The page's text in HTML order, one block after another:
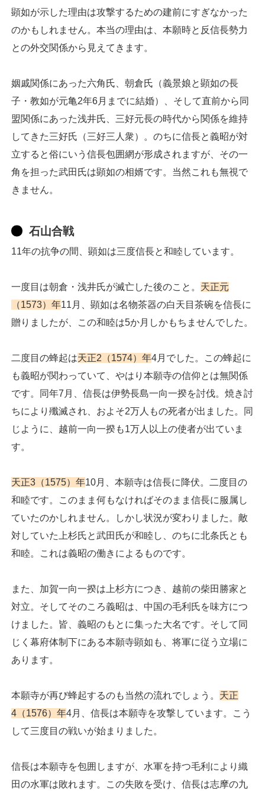
顕如が示した理由は攻撃するための建前にすぎなかった
のかもしれません。本当の理由は、本願時と反信長勢力
との外交関係から見えてきます。
姻戚関係にあった六角氏、朝倉氏（義景娘と顕如の長
子・教如が元亀2年6月までに結婚）、そして直前から同
盟関係にあった浅井氏、三好元長の時代から関係を維持
してきた三好氏（三好三人衆）。のちに信長と義昭が対
立すると俗にいう信長包囲網が形成されますが、その一
角を担った武田氏は顕如の相婿です。当然これも無視で
きません。
石山合戦
11年の抗争の間、顕如は三度信長と和睦しています。
一度目は朝倉・浅井氏が滅亡した後のこと。 天正元
（1573）年11月、顕如は名物茶器の白天目茶碗を信長に
贈りましたが、この和睦は5か月しかもちませんでした。
二度目の蜂起は天正2（1574）年4月でした。この蜂起に
も義昭が関わっていて、やはり本願寺の信仰とは無関係
です。同年7月、信長は伊勢長島一向一揆を討伐。焼き討
ちにより殲滅され、およそ2万人もの死者が出ました。同
じように、越前一向一揆も1万人以上の使者が出ていま
す。
天正3（1575）年10月、本願寺は信長に降伏。二度目の
和睦です。このまま何もなければそのまま信長に服属し
ていたのかしれません。しかし状況が変わりました。敵
対していた上杉氏と武田氏が和睦し、のちに北条氏とも
和睦。これは義昭の働きによるものです。
また、加賀一向一揆は上杉方につき、越前の柴田勝家と
対立。そしてそのころ義昭は、中国の毛利氏を味方につ
けました。皆、義昭のもとに集った大名です。そして同
じく幕府体制下にある本願寺顕如も、将軍に従う立場に
あります。
本願寺が再び蜂起するのも当然の流れでしょう。 天正
4（1576）年4月、信長は本願寺を攻撃しています。こう
して三度目の戦いが始まりました。
信長は本願寺を包囲しますが、水軍を持つ毛利により織
田の水軍は敗れます。この失敗を受け、信長は志摩の九